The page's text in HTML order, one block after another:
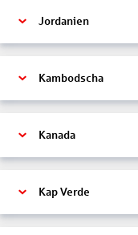
Jordanien
Kambodscha
Kanada
Kap Verde